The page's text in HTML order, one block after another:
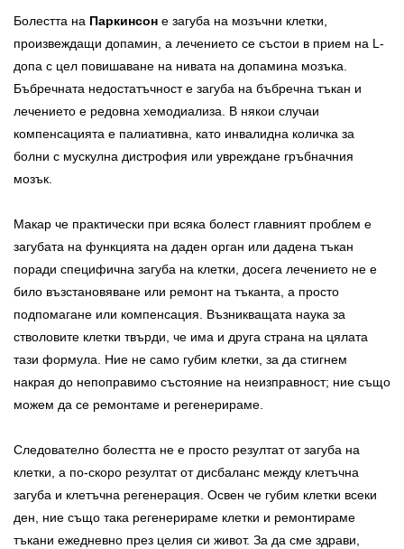
Болестта на Паркинсон е загуба на мозъчни клетки,
произвеждащи допамин, а лечението се състои в прием на L-
допа с цел повишаване на нивата на допамина мозъка.
Бъбречната недостатъчност е загуба на бъбречна тъкан и
лечението е редовна хемодиализа. В някои случаи
компенсацията е палиативна, като инвалидна количка за
болни с мускулна дистрофия или увреждане гръбначния
мозък.
Макар че практически при всяка болест главният проблем е
загубата на функцията на даден орган или дадена тъкан
поради специфична загуба на клетки, досега лечението не е
било възстановяване или ремонт на тъканта, а просто
подпомагане или компенсация. Възникващата наука за
стволовите клетки твърди, че има и друга страна на цялата
тази формула. Ние не само губим клетки, за да стигнем
накрая до непоправимо състояние на неизправност; ние също
можем да се ремонтаме и регенерираме.
Следователно болестта не е просто резултат от загуба на
клетки, а по-скоро резултат от дисбаланс между клетъчна
загуба и клетъчна регенерация. Освен че губим клетки всеки
ден, ние също така регенерираме клетки и ремонтираме
тъкани ежедневно през целия си живот. За да сме здрави,